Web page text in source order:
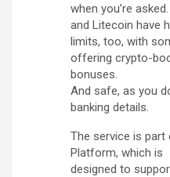
when you’re
and Litecoin have
limits, too, with
offering crypto-
bonuses.
And safe, as you
banking details.
The service is
Platform, which is
designed to